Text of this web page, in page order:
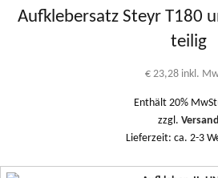
Aufklebersatz Steyr T180
teilig
€ 23,28 inkl.
Enthält 20%
zzgl. Versand
Lieferzeit: ca. 2-3